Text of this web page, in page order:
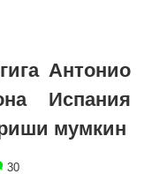
Антонио
Испания
мумкин
30